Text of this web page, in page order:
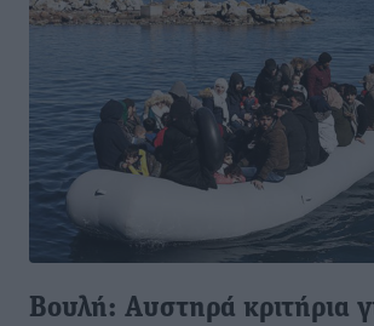
Βουλή: Αυστηρά κριτήρια